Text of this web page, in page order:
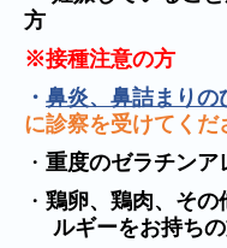
方
※接種注意の方
・ 鼻炎、鼻詰まりの
に診察を受けてくだ
・ 重度のゼラチンア
・ 鶏卵、鶏肉、その
ルギーをお持ち